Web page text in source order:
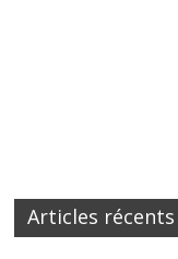
Articles récents